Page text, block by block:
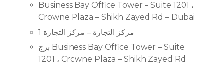
Business Bay Office Tower – Suite 1201 ،
Crowne Plaza – Shikh Zayed Rd – Dubai
مركز التجارة – مركز التجارة 1
برج Business Bay Office Tower – Suite
1201 ، Crowne Plaza – Shikh Zayed Rd